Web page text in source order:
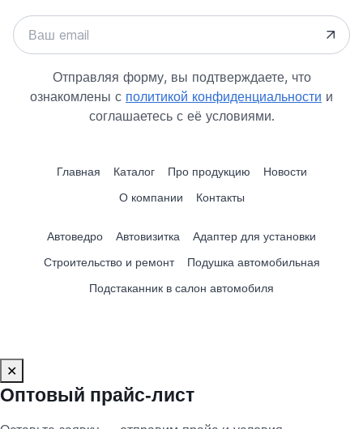
Отправляя форму, вы подтверждаете, что
ознакомлены с политикой конфиденциальности и
соглашаетесь с её условиями.
Главная Каталог Про продукцию
Новости
О компании
Контакты
Автоведро Автовизитка
Адаптер для установки
Строительство и ремонт
Подушка автомобильная
Подстаканник в салон автомобиля
✕
Оптовый прайс‑лист